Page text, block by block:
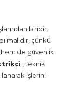
biridir.
çünkü
hem de güvenlik
, teknik
işlerini